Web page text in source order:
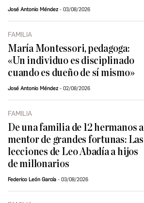
José Antonio Méndez 03/08/2026
FAMILIA
María Montessori, pedagoga:
«Un individuo es disciplinado
cuando es dueño de sí mismo»
José Antonio Méndez 02/08/2026
FAMILIA
De una familia de 12 hermanos a
mentor de grandes fortunas: Las
lecciones de Leo Abadía a hijos
de millonarios
Federico León García 03/08/2026